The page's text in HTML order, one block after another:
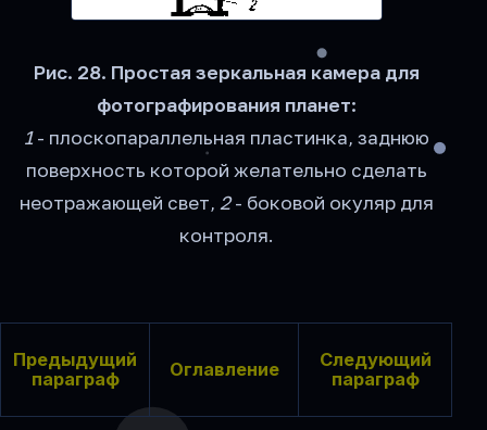
Рис. 28. Простая зеркальная камера для
фотографирования планет:
1- плоскопараллельная пластинка, заднюю
поверхность которой желательно сделать
неотражающей свет, 2- боковой окуляр для
контроля.
Предыдущий
параграф
Оглавление
Следующий
параграф